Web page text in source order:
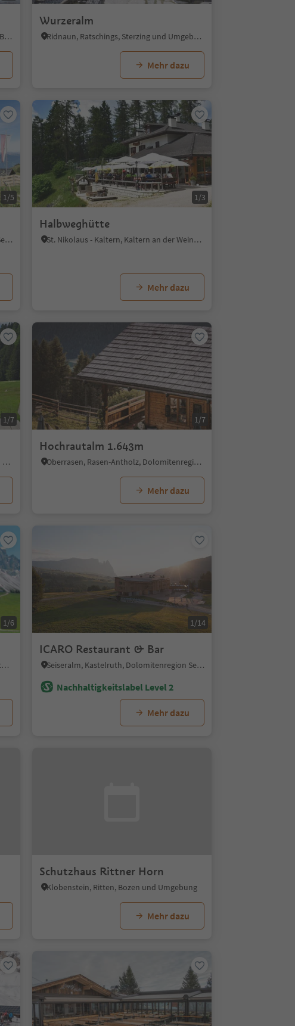
Colfosco, Corvara, Dolomitenregion Alta Badia
Wurzeralm
Ridnaun, Ratschings, Sterzing und Umgebung
Mehr dazu
1/5
Seiseralm, Kastelruth, Dolomitenregion Seiser Alm
1/3
Halbweghütte
St. Nikolaus - Kaltern, Kaltern an der Weinstraße, Südtiroler Weinstraße
Mehr dazu
1/7
U.L. Frau i.W., U.L.Frau i.W.-St. Felix, Meran und Umgebung
1/7
Hochrautalm 1.643m
Oberrasen, Rasen-Antholz, Dolomitenregion Kronplatz
Mehr dazu
1/6
St. Magdalena - Villnöss, Villnöss, Dolomitenregion Lüsen Villnöss
1/14
ICARO Restaurant & Bar
Seiseralm, Kastelruth, Dolomitenregion Seiser Alm
Nachhaltigkeitslabel Level 2
Mehr dazu
Schutzhaus Rittner Horn
Klobenstein, Ritten, Bozen und Umgebung
Mehr dazu